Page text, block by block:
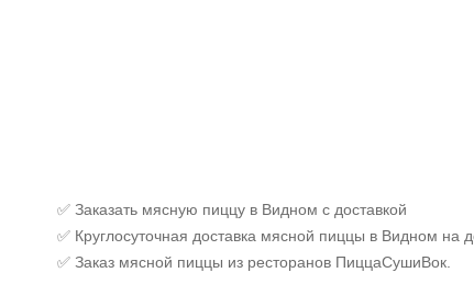
✅ Заказать мясную пиццу в Видном с доставкой
✅ Круглосуточная доставка мясной пиццы в Видном на
✅ Заказ мясной пиццы из ресторанов ПиццаСушиВок.